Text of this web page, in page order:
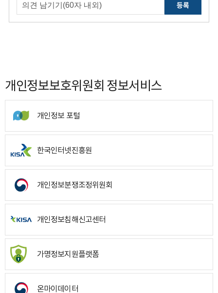
등록
개인정보보호위원회 정보서비스
개인정보 포털
한국인터넷진흥원
개인정보분쟁조정위원회
개인정보침해신고센터
가명정보지원플랫폼
온마이데이터